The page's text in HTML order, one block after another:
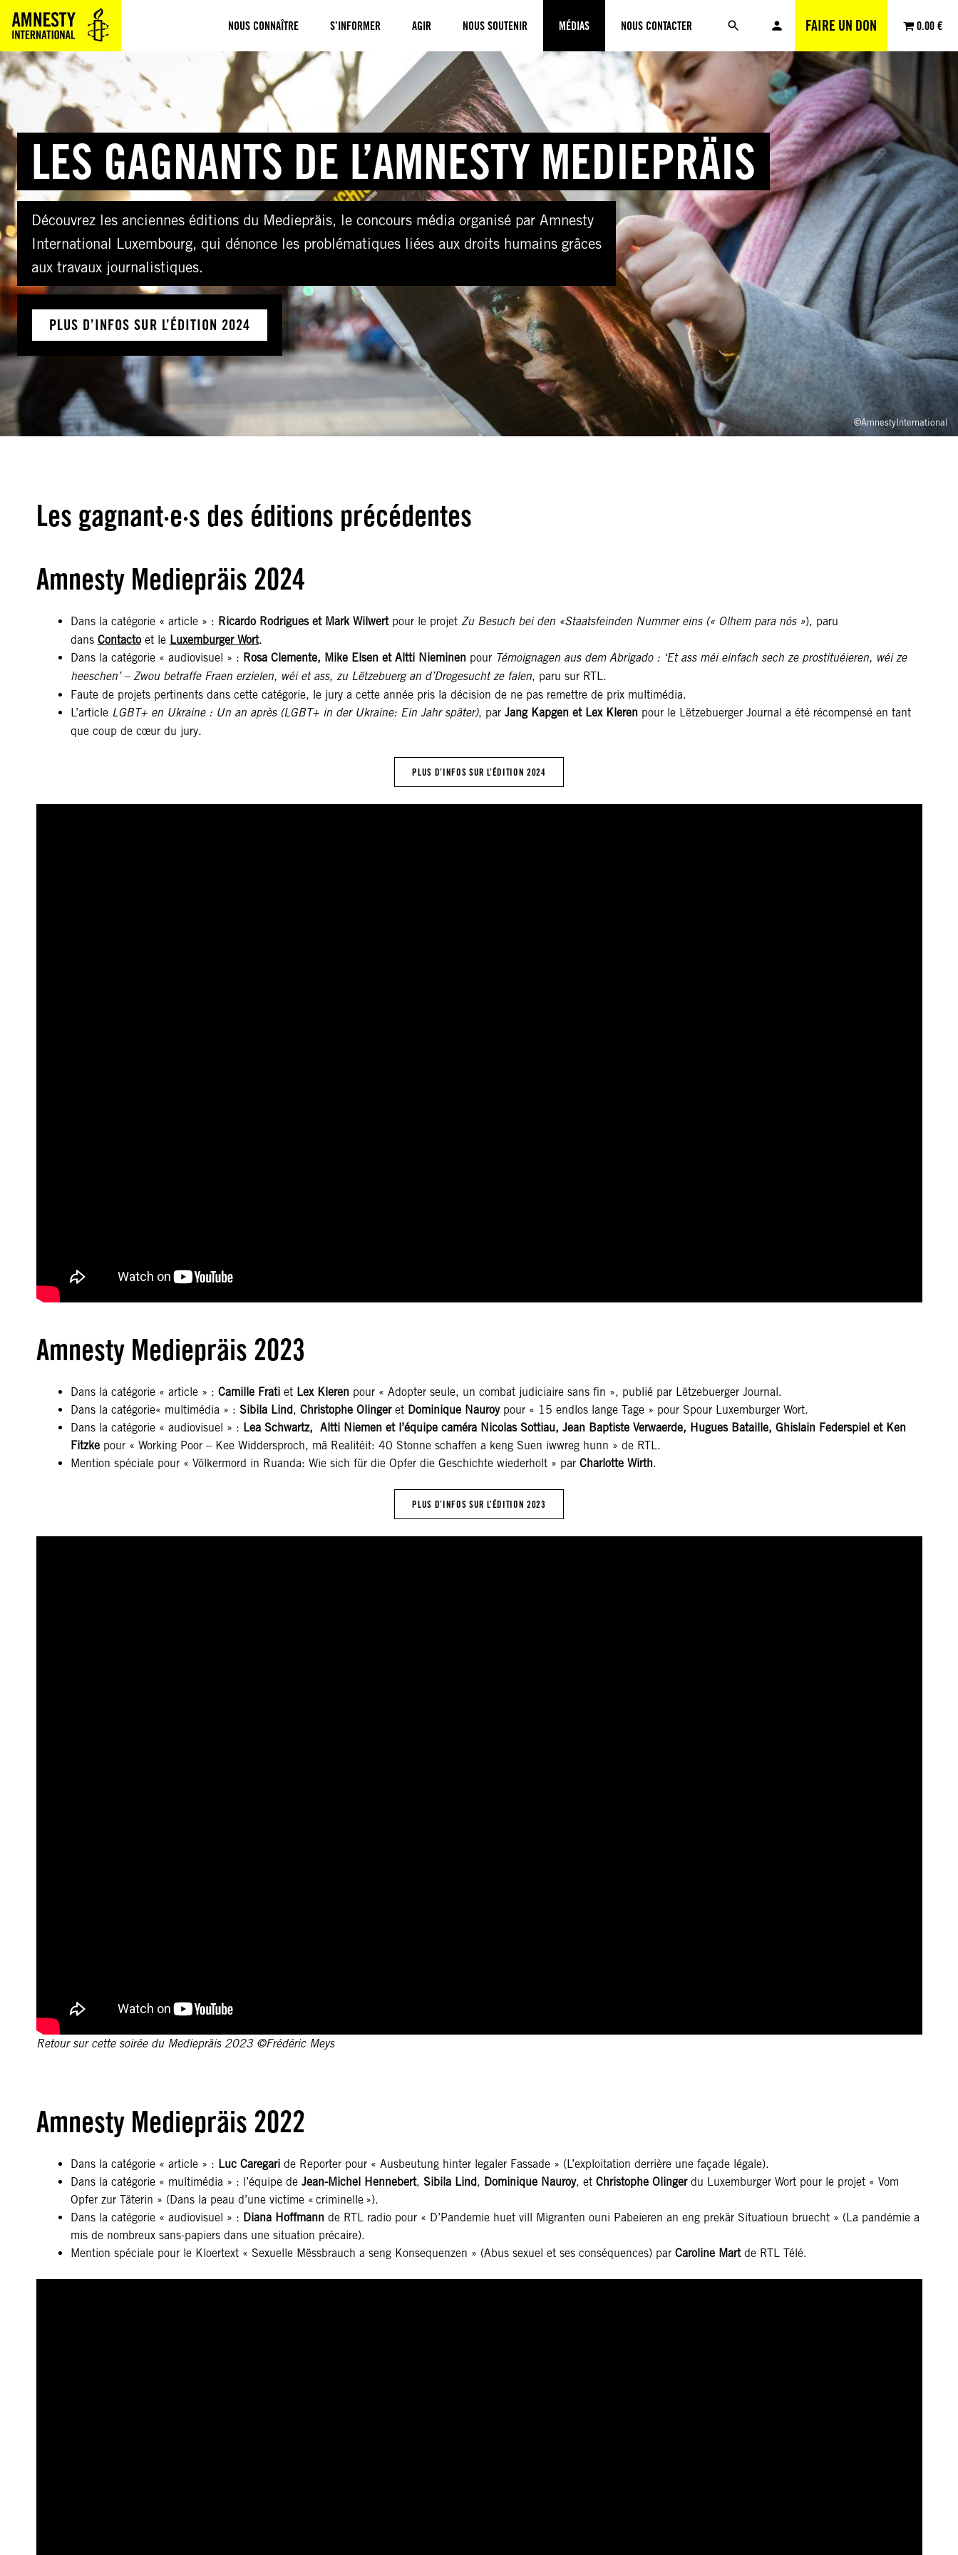
NOUS CONNAÎTRE S’INFORMER AGIR NOUS SOUTENIR MÉDIAS NOUS CONTACTER FAIRE UN DON 0.00 €
Aller
contenu
LES GAGNANTS DE L’AMNESTY MEDIEPRÄIS
Découvrez les anciennes éditions du Mediepräis, le concours média organisé par Amnesty
International Luxembourg, qui dénonce les problématiques liées aux droits humains grâces
aux travaux journalistiques.
PLUS D’INFOS SUR L’ÉDITION 2024
©AmnestyInternational
Les gagnant·e·s des éditions précédentes
Amnesty Mediepräis 2024
Dans la catégorie « article » : Ricardo Rodrigues et Mark Wilwertpour le projet Zu Besuch bei den «Staatsfeinden Nummer eins (« Olhem para nós »), paru
dans Contactoet le Luxemburger Wort.
Dans la catégorie « audiovisuel » : Rosa Clemente, Mike Elsen et Altti Nieminenpour Témoignagen aus dem Abrigado : ‘Et ass méi einfach sech ze prostituéieren, wéi ze
heeschen’ – Zwou betraffe Fraen erzielen, wéi et ass, zu Lëtzebuerg an d’Drogesucht ze falen, paru sur RTL.
Faute de projets pertinents dans cette catégorie, le jury a cette année pris la décision de ne pas remettre de prix multimédia.
L’article LGBT+ en Ukraine : Un an après (LGBT+ in der Ukraine: Ein Jahr später), par Jang Kapgen et Lex Klerenpour le Lëtzebuerger Journal a été récompensé en tant
que coup de cœur du jury.
PLUS D’INFOS SUR L’ÉDITION 2024
Amnesty Mediepräis 2023
Dans la catégorie « article » : Camille Frati et Lex Klerenpour « Adopter seule, un combat judiciaire sans fin », publié par Lëtzebuerger Journal.
Dans la catégorie« multimédia » : Sibila Lind, Christophe Olingeret Dominique Nauroypour « 15 endlos lange Tage » pour Spour Luxemburger Wort.
Dans la catégorie « audiovisuel » : Lea Schwartz, Altti Niemen et l’équipe caméra Nicolas Sottiau, Jean Baptiste Verwaerde, Hugues Bataille, Ghislain Federspiel et Ken
Fitzkepour « Working Poor – Kee Widdersproch, mä Realitéit: 40 Stonne schaffen a keng Suen iwwreg hunn » de RTL.
Mention spéciale pour « Völkermord in Ruanda: Wie sich für die Opfer die Geschichte wiederholt » par Charlotte Wirth.
PLUS D’INFOS SUR L’ÉDITION 2023
Retour sur cette soirée du Mediepräis 2023 ©Frédéric Meys
Amnesty Mediepräis 2022
Dans la catégorie « article » : Luc Caregaride Reporter pour « Ausbeutung hinter legaler Fassade » (L’exploitation derrière une façade légale).
Dans la catégorie « multimédia » : l’équipe de Jean-Michel Hennebert, Sibila Lind, Dominique Nauroy, et Christophe Olingerdu Luxemburger Wort pour le projet « Vom
Opfer zur Täterin » (Dans la peau d’une victime « criminelle »).
Dans la catégorie « audiovisuel » : Diana Hoffmannde RTL radio pour « D’Pandemie huet vill Migranten ouni Pabeieren an eng prekär Situatioun bruecht » (La pandémie a
mis de nombreux sans-papiers dans une situation précaire).
Mention spéciale pour le Kloertext « Sexuelle Mëssbrauch a seng Konsequenzen » (Abus sexuel et ses conséquences) par Caroline Martde RTL Télé.